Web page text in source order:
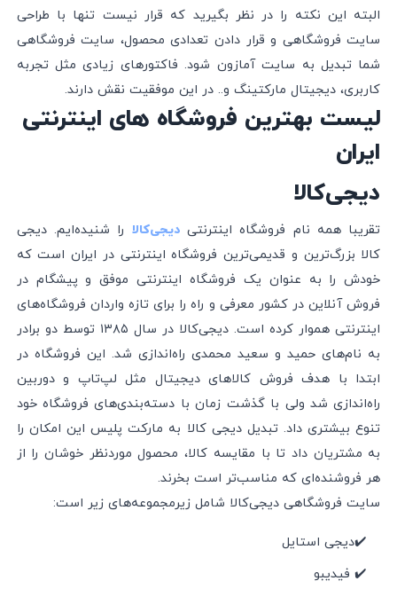
البته این نکته را در نظر بگیرید که قرار نیست تنها با طراحی
سایت فروشگاهی و قرار دادن تعدادی محصول، سایت فروشگاهی
شما تبدیل به سایت آمازون شود. فاکتورهای زیادی مثل تجربه
کاربری، دیجیتال مارکتینگ و.. در این موفقیت نقش دارند.
لیست بهترین فروشگاه های اینترنتی
ایران
دیجی‌کالا
تقریبا همه نام فروشگاه اینترنتیدیجی‌‌کالا را شنیده‌ایم. دیجی
کالا بزرگ‌ترین و قدیمی‌ترین فروشگاه اینترنتی در ایران است که
خودش را به عنوان یک فروشگاه اینترنتی موفق و پیشگام در
فروش آنلاین در کشور معرفی و راه را برای تازه واردان فروشگاه‌های
اینترنتی هموار کرده است. دیجی‌کالا در سال ۱۳۸۵ توسط دو برادر
به نام‌های حمید و سعید محمدی راه‌اندازی شد. این فروشگاه در
ابتدا با هدف فروش کالاهای دیجیتال مثل لپ‌تاپ و دوربین
راه‌اندازی شد ولی با گذشت زمان با دسته‌بندی‌های فروشگاه خود
تنوع بیشتری داد. تبدیل دیجی کالا به مارکت پلیس این امکان را
به مشتریان داد تا با مقایسه کالا، محصول موردنظر خوشان را از
هر فروشنده‌ای که مناسب‌تر است بخرند.
سایت فروشگاهی دیجی‌کالا شامل زیرمجموعه‌های زیر است:
✔️دیجی استایل
✔️ فیدیبو